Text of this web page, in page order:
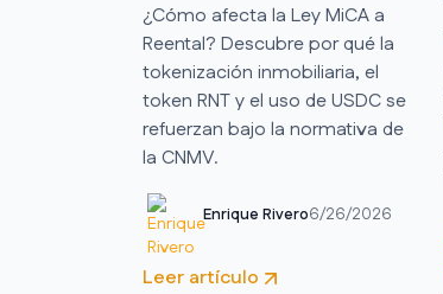
¿Cómo afecta la Ley MiCA a
Reental? Descubre por qué la
tokenización inmobiliaria, el
token RNT y el uso de USDC se
refuerzan bajo la normativa de
la CNMV.
Enrique Rivero6/26/2026
Leer artículo